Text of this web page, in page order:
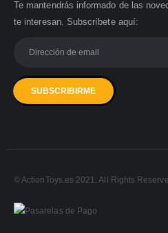
Te mantendrás informado de las
te interesan. Subscríbete aquí:
© ActionToys.es 2021. All Rights